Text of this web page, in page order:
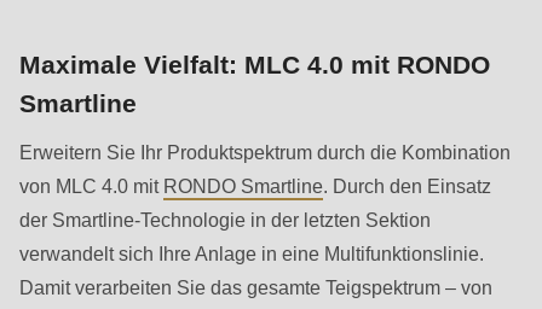
Maximale Vielfalt: MLC 4.0 mit RONDO
Smartline
Erweitern Sie Ihr Produktspektrum durch die Kombination
von MLC 4.0 mit RONDO Smartline. Durch den Einsatz
der Smartline-Technologie in der letzten Sektion
verwandelt sich Ihre Anlage in eine Multifunktionslinie.
Damit verarbeiten Sie das gesamte Teigspektrum – von